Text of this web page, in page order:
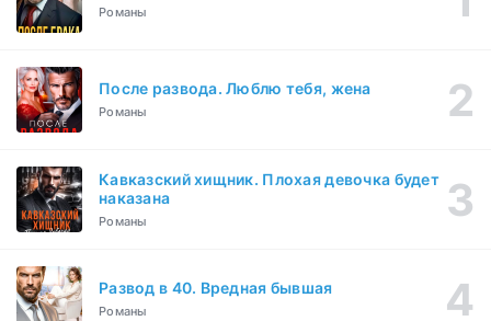
Романы
После развода. Люблю тебя, жена
Романы
Кавказский хищник. Плохая девочка будет
наказана
Романы
Развод в 40. Вредная бывшая
Романы